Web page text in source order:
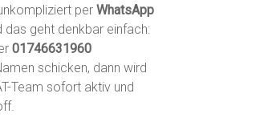
perWhatsApp
das geht denkbar einfach:
01746631960
schicken, dann wird
Team sofort aktiv und